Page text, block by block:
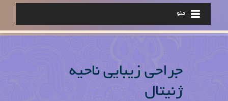
منو
جراحی زیبایی ناحیه
ژنیتال